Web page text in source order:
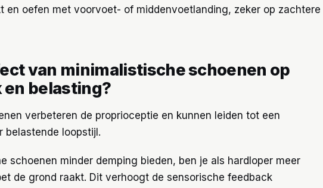
en oefen met voorvoet- of middenvoetlanding, zeker op zachtere
van minimalistische schoenen op
belasting?
verbeteren de proprioceptie en kunnen leiden tot een
belastende loopstijl.
schoenen minder demping bieden, ben je als hardloper meer
de grond raakt. Dit verhoogt de sensorische feedback